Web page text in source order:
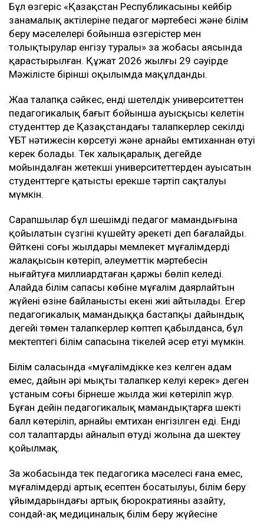
Бұл өзгеріс «Қазақстан Республикасының кейбір
заңнамалық актілеріне педагог мәртебесі және білім
беру мәселелері бойынша өзгерістер мен
толықтырулар енгізу туралы» заң жобасы аясында
қарастырылған. Құжат 2026 жылғы 29 сәуірде
Мәжілісте бірінші оқылымда мақұлданды.
Жаңа талапқа сәйкес, енді шетелдік университеттен
педагогикалық бағыт бойынша ауысқысы келетін
студенттер де Қазақстандағы талапкерлер секілді
ҰБТ нәтижесін көрсетуі және арнайы емтиханнан өтуі
керек болады. Тек халықаралық деңгейде
мойындалған жетекші университеттерден ауысатын
студенттерге қатысты ерекше тәртіп сақталуы
мүмкін.
Сарапшылар бұл шешімді педагог мамандығына
қойылатын сүзгіні күшейту әрекеті деп бағалайды.
Өйткені соңғы жылдары мемлекет мұғалімдердің
жалақысын көтеріп, әлеуметтік мәртебесін
нығайтуға миллиардтаған қаржы бөліп келеді.
Алайда білім сапасы көбіне мұғалім даярлайтын
жүйенің өзіне байланысты екені жиі айтылады. Егер
педагогикалық мамандыққа бастапқы дайындық
деңгейі төмен талапкерлер көптеп қабылданса, бұл
мектептегі білім сапасына тікелей әсер етуі мүмкін.
Білім саласында «мұғалімдікке кез келген адам
емес, дайын әрі мықты талапкер келуі керек» деген
ұстаным соңғы бірнеше жылда жиі көтеріліп жүр.
Бұған дейін педагогикалық мамандықтарға шекті
балл көтеріліп, арнайы емтихан енгізілген еді. Енді
сол талаптарды айналып өтудің жолына да шектеу
қойылмақ.
Заң жобасында тек педагогика мәселесі ғана емес,
мұғалімдердің артық есептен босатылуы, білім беру
ұйымдарындағы артық бюрократияны азайту,
сондай-ақ медициналық білім беру жүйесіне